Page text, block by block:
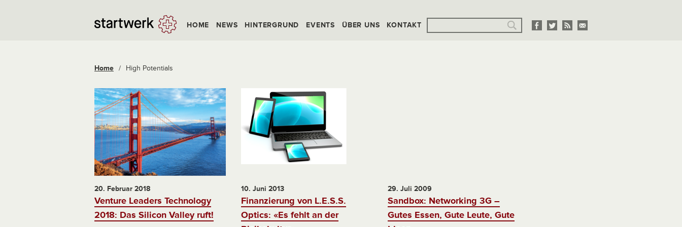
HOME NEWS HINTERGRUND EVENTS ÜBER UNS KONTAKT
Home / High Potentials
20. Februar 2018
Venture Leaders Technology
2018: Das Silicon Valley ruft!
10. Juni 2013
Finanzierung von L.E.S.S.
Optics: «Es fehlt an der
29. Juli 2009
Sandbox: Networking 3G –
Gutes Essen, Gute Leute, Gute